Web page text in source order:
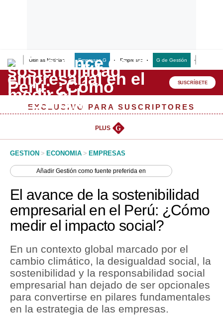
Últimas Noticias Empresas G Empresas G de Gestión
Lo último
Peru Quiosco
Management & Empleo
Perú
Política
Finanzas Personales
Inmobiliarias
Plus G
SUSCRÍBETE
EXCLUSIVO PARA SUSCRIPTORES
PLUS G
GESTION > ECONOMIA > EMPRESAS
AñadirGestión como fuente preferida en
El avance de la sostenibilidad
empresarial en el Perú: ¿Cómo
medir el impacto social?
En un contexto global marcado por el
cambio climático, la desigualdad social, la
sostenibilidad y la responsabilidad social
empresarial han dejado de ser opcionales
para convertirse en pilares fundamentales
en la estrategia de las empresas.